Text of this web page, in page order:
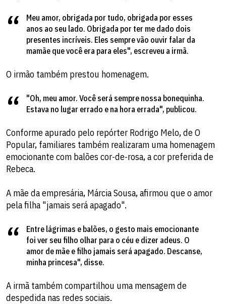
Meu amor, obrigada por tudo, obrigada por esses
anos ao seu lado. Obrigada por ter me dado dois
presentes incríveis. Eles sempre vão ouvir falar da
mamãe que você era para eles", escreveu a irmã.
O irmão também prestou homenagem.
"Oh, meu amor. Você será sempre nossa bonequinha.
Estava no lugar errado e na hora errada", publicou.
Conforme apurado pelo repórter Rodrigo Melo, de O
Popular, familiares também realizaram uma homenagem
emocionante com balões cor-de-rosa, a cor preferida de
Rebeca.
A mãe da empresária, Márcia Sousa, afirmou que o amor
pela filha "jamais será apagado".
Entre lágrimas e balões, o gesto mais emocionante
foi ver seu filho olhar para o céu e dizer adeus. O
amor de mãe e filho jamais será apagado. Descanse,
minha princesa", disse.
A irmã também compartilhou uma mensagem de
despedida nas redes sociais.